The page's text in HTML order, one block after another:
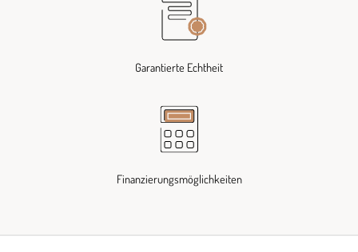
Garantierte Echtheit
Finanzierungsmöglichkeiten